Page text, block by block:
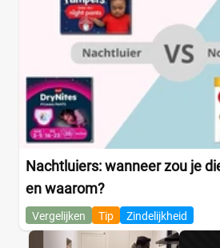
Nachtluiers: wanneer zou je
en waarom?
Vergelijken Tip Zindelijkheid